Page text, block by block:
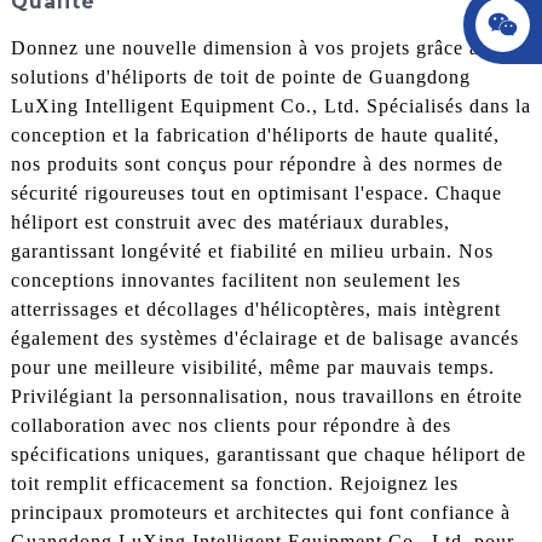
Donnez une nouvelle dimension à vos projets grâce aux
solutions d'héliports de toit de pointe de Guangdong
LuXing Intelligent Equipment Co., Ltd. Spécialisés dans la
conception et la fabrication d'héliports de haute qualité,
nos produits sont conçus pour répondre à des normes de
sécurité rigoureuses tout en optimisant l'espace. Chaque
héliport est construit avec des matériaux durables,
garantissant longévité et fiabilité en milieu urbain. Nos
conceptions innovantes facilitent non seulement les
atterrissages et décollages d'hélicoptères, mais intègrent
également des systèmes d'éclairage et de balisage avancés
pour une meilleure visibilité, même par mauvais temps.
Privilégiant la personnalisation, nous travaillons en étroite
collaboration avec nos clients pour répondre à des
spécifications uniques, garantissant que chaque héliport de
toit remplit efficacement sa fonction. Rejoignez les
principaux promoteurs et architectes qui font confiance à